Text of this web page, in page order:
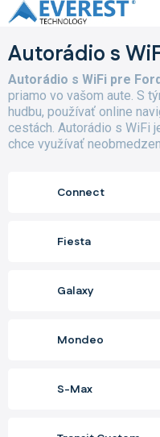
Prejsť
na
Autorádio s
Autorádio s WiFi pre
priamo vo vašom aute. S
hudbu, používať online
cestách. Autorádio s WiFi
chce využívať
Connect
Fiesta
Galaxy
Mondeo
S-Max